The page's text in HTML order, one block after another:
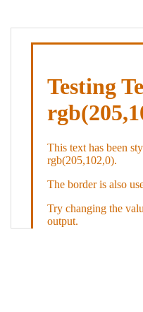
white, rgb(205,102,0
div class="textColor
< h1>Testing Text